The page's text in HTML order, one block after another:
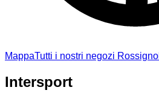
MappaTutti i nostri negozi Rossignol
Intersport